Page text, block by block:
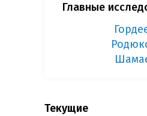
Главные
Текущие